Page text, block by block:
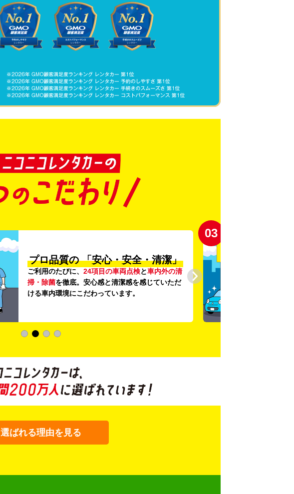
プロ品質の 「安心・安全・清潔」
ご利用のたびに、 24項目の車両点検と車内外の清
掃・除菌を徹底。安心感と清潔感を感じていただ
ける車内環境にこだわっています。
03
選ばれる理由を見る